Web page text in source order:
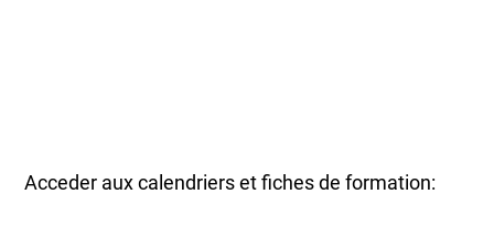
Acceder aux calendriers et fiches de formation: